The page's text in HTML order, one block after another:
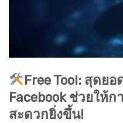
Free Tool: สุดยอ
Facebook ช่วยให้
สะดวกยิ่งขึ้น!